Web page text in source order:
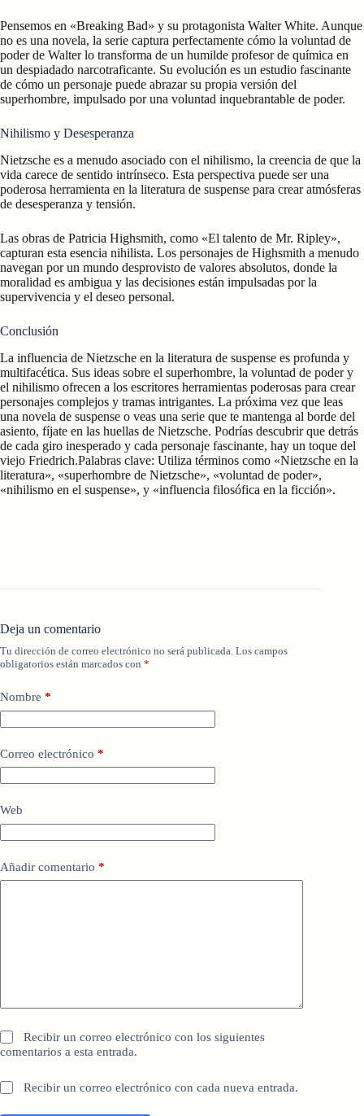
Pensemos en «Breaking Bad» y su protagonista Walter White. Aunque
no es una novela, la serie captura perfectamente cómo la voluntad de
poder de Walter lo transforma de un humilde profesor de química en
un despiadado narcotraficante. Su evolución es un estudio fascinante
de cómo un personaje puede abrazar su propia versión del
superhombre, impulsado por una voluntad inquebrantable de poder.
Nihilismo y Desesperanza
Nietzsche es a menudo asociado con el nihilismo, la creencia de que la
vida carece de sentido intrínseco. Esta perspectiva puede ser una
poderosa herramienta en la literatura de suspense para crear atmósferas
de desesperanza y tensión.
Las obras de Patricia Highsmith, como «El talento de Mr. Ripley»,
capturan esta esencia nihilista. Los personajes de Highsmith a menudo
navegan por un mundo desprovisto de valores absolutos, donde la
moralidad es ambigua y las decisiones están impulsadas por la
supervivencia y el deseo personal.
Conclusión
La influencia de Nietzsche en la literatura de suspense es profunda y
multifacética. Sus ideas sobre el superhombre, la voluntad de poder y
el nihilismo ofrecen a los escritores herramientas poderosas para crear
personajes complejos y tramas intrigantes. La próxima vez que leas
una novela de suspense o veas una serie que te mantenga al borde del
asiento, fíjate en las huellas de Nietzsche. Podrías descubrir que detrás
de cada giro inesperado y cada personaje fascinante, hay un toque del
viejo Friedrich.Palabras clave: Utiliza términos como «Nietzsche en la
literatura», «superhombre de Nietzsche», «voluntad de poder»,
«nihilismo en el suspense», y «influencia filosófica en la ficción».
Deja un comentario
Tu dirección de correo electrónico no será publicada. Los campos
obligatorios están marcados con *
Nombre *
Correo electrónico *
Web
Añadir comentario *
Recibir un correo electrónico con los siguientes
comentarios a esta entrada.
Recibir un correo electrónico con cada nueva entrada.